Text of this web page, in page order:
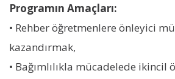
Programın Amaçları:
• Rehber öğretmenlere önleyici
kazandırmak,
• Bağımlılıkla mücadelede ikincil